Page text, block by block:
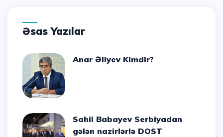
Əsas Yazılar
Anar Əliyev Kimdir?
Sahil Babayev Serbiyadan
gələn nazirlərlə DOST